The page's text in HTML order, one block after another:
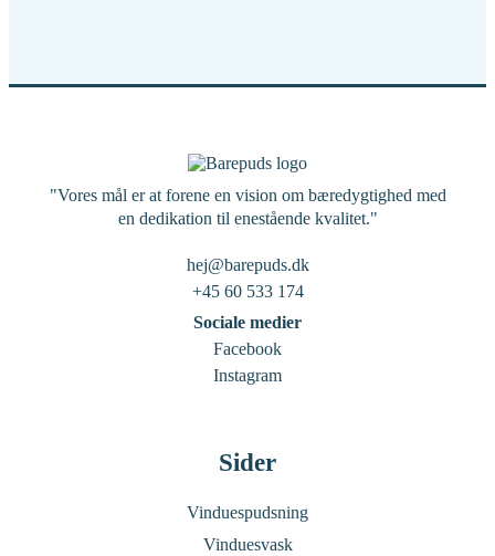
"Vores mål er at forene en vision om bæredygtighed med
en dedikation til enestående kvalitet."
hej@barepuds.dk
+45 60 533 174
Sociale medier
Facebook
Instagram
Sider
Vinduespudsning
Vinduesvask